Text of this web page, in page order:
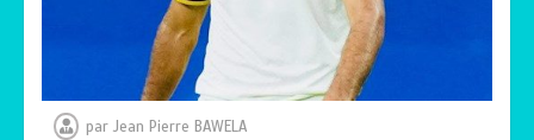
TOGO : Sauver la mère devient un
indicateur de civilisation
0
4 minutes
par Jean Pierre BAWELA